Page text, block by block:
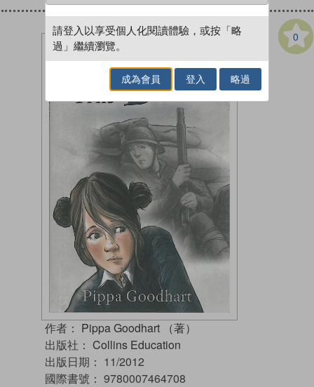
0
作者： Pippa Goodhart （著）
出版社： Collins Education
出版日期： 11/2012
國際書號： 9780007464708
請登入以享受個人化閱讀體驗，或按「略
過」繼續瀏覽。
成為會員 登入 略過